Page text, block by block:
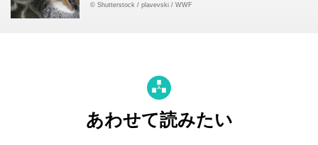
© Shutterstock / plavevski / WWF
あわせて読みたい